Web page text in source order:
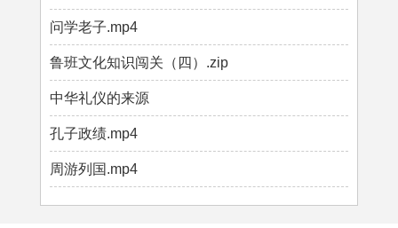
问学老子.mp4
鲁班文化知识闯关（四）.zip
中华礼仪的来源
孔子政绩.mp4
周游列国.mp4